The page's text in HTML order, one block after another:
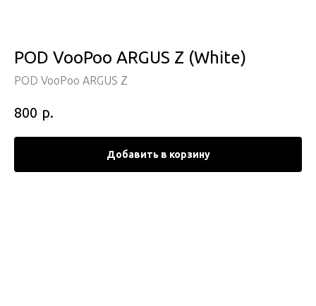
POD VooPoo ARGUS Z (White)
POD VooPoo ARGUS Z
800 р.
Добавить в корзину